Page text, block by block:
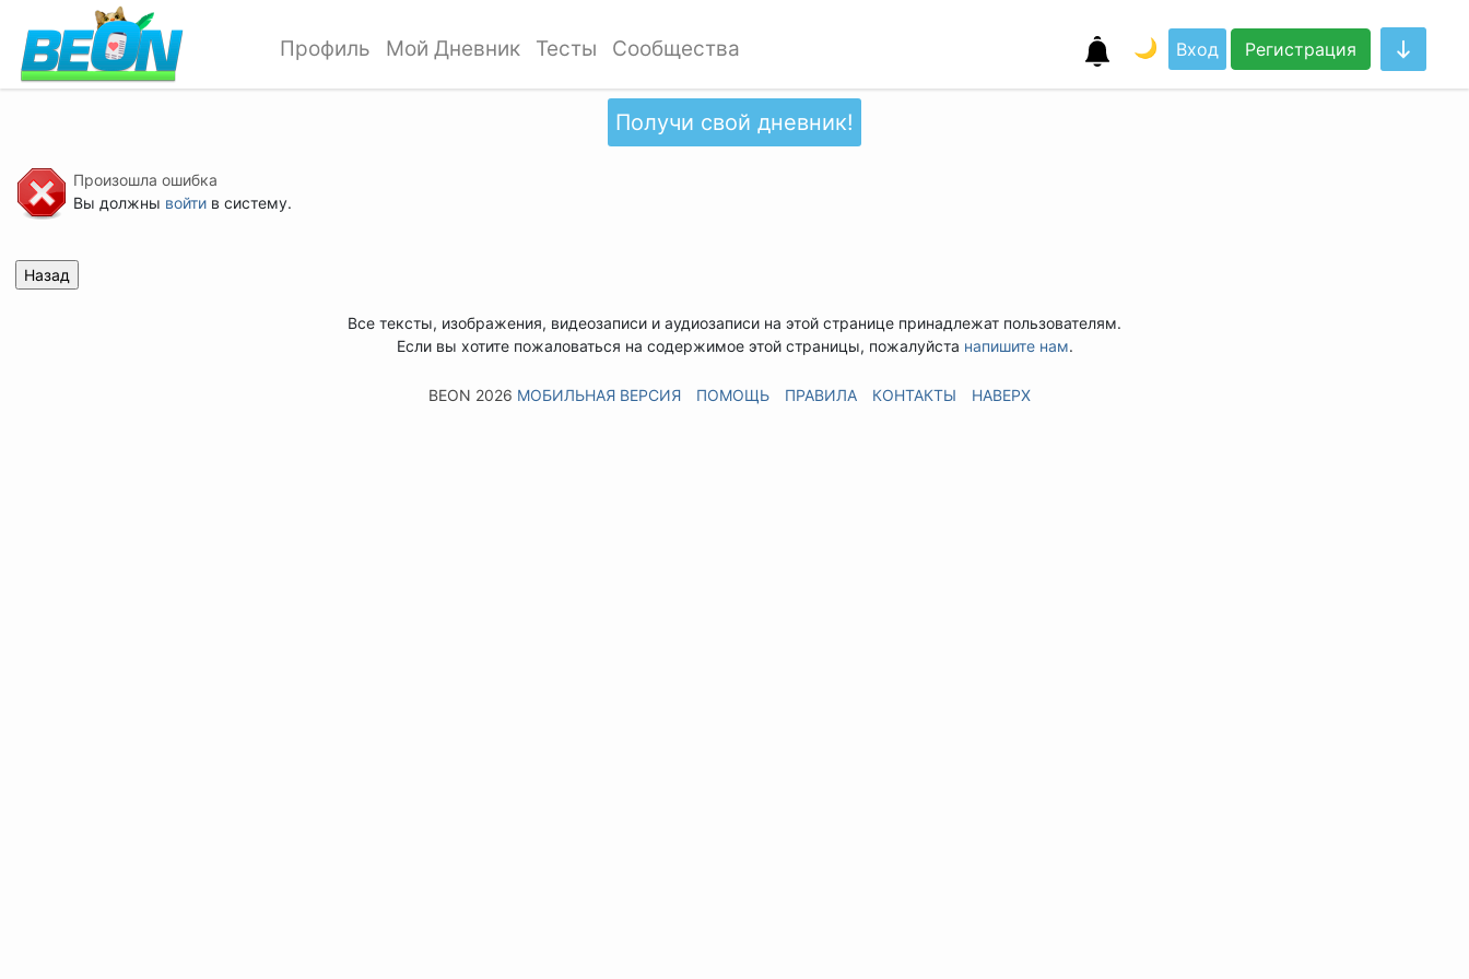
Профиль Мой Дневник Тесты Сообщества 🌙 Вход Регистрация
Получи свой дневник!
Произошла ошибка
Вы должны войтив систему.
Все тексты, изображения, видеозаписи и аудиозаписи на этой странице принадлежат пользователям.
Если вы хотите пожаловаться на содержимое этой страницы, пожалуйста напишите нам.
BEON 2026 МОБИЛЬНАЯ ВЕРСИЯ ПОМОЩЬ ПРАВИЛА КОНТАКТЫ НАВЕРХ